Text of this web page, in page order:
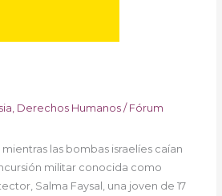
Derechos Humanos/ Fórum
mientras las bombas israelíes caían
militar conocida como
Salma Faysal, una joven de 17